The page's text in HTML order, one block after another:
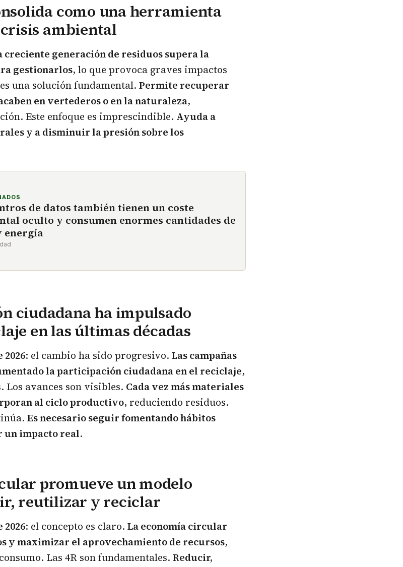
como una herramienta
ambiental
creciente generación de residuos supera la
gestionarlos, lo que provoca graves impactos
una solución fundamental. Permite recuperar
en vertederos o en la naturaleza,
Este enfoque es imprescindible. Ayuda a
y a disminuir la presión sobre los
de datos también tienen un coste
oculto y consumen enormes cantidades de
energía
ciudadana ha impulsado
en las últimas décadas
: el cambio ha sido progresivo. Las campañas
la participación ciudadana en el reciclaje,
avances son visibles. Cada vez más materiales
al ciclo productivo, reduciendo residuos.
Es necesario seguir fomentando hábitos
un impacto real.
promueve un modelo
reutilizar y reciclar
: el concepto es claro. La economía circular
y maximizar el aprovechamiento de recursos,
Las 4R son fundamentales. Reducir,